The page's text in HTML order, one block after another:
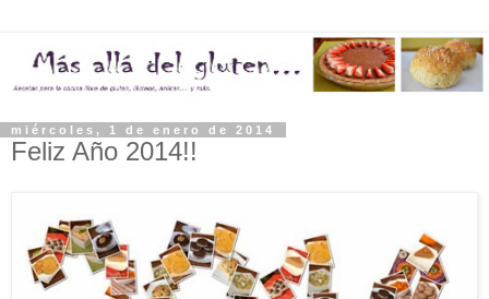
miércoles, 1 de enero de 2014
Feliz Año 2014!!